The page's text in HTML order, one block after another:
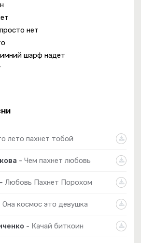
нет
шарф надет
лето пахнет тобой
- Чем пахнет любовь
- Любовь Пахнет Порохом
Она космос это девушка
- Качай биткоин